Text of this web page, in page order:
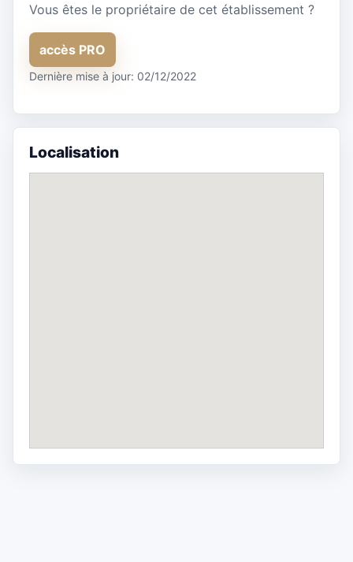
Vous êtes le propriétaire de cet établissement ?
accès PRO
Dernière mise à jour: 02/12/2022
Localisation